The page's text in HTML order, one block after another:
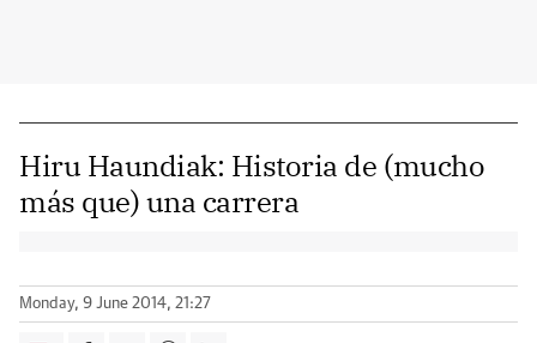
Hiru Haundiak: Historia de (mucho
más que) una carrera
Monday, 9 June 2014, 21:27